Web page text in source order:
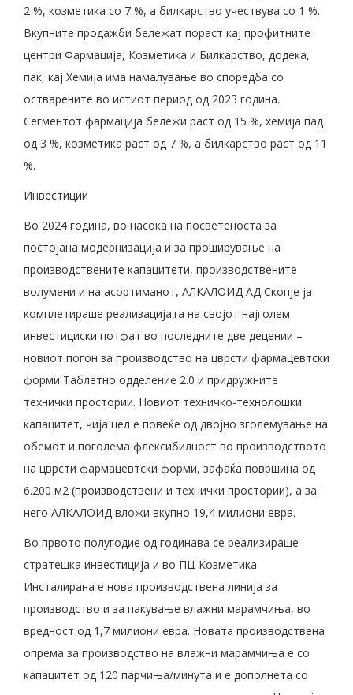
2 %, козметика со 7 %, а билкарство учествува со 1 %.
Вкупните продажби бележат пораст кај профитните
центри Фармација, Козметика и Билкарство, додека,
пак, кај Хемија има намалување во споредба со
остварените во истиот период од 2023 година.
Сегментот фармација бележи раст од 15 %, хемија пад
од 3 %, козметика раст од 7 %, а билкарство раст од 11
%.
Инвестиции
Во 2024 година, во насока на посветеноста за
постојана модернизација и за проширување на
производствените капацитети, производствените
волумени и на асортиманот, АЛКАЛОИД АД Скопје ја
комплетираше реализацијата на својот најголем
инвестициски потфат во последните две децении –
новиот погон за производство на цврсти фармацевтски
форми Таблетно одделение 2.0 и придружните
технички простории. Новиот техничко-технолошки
капацитет, чија цел е повеќе од двојно зголемување на
обемот и поголема флексибилност во производството
на цврсти фармацевтски форми, зафаќа површина од
6.200 м2 (производствени и технички простории), а за
него АЛКАЛОИД вложи вкупно 19,4 милиони евра.
Во првото полугодие од годинава се реализираше
стратешка инвестиција и во ПЦ Козметика.
Инсталирана е нова производствена линија за
производство и за пакување влажни марамчиња, во
вредност од 1,7 милиони евра. Новата производствена
опрема за производство на влажни марамчиња е со
капацитет од 120 парчиња/минута и е дополнета со